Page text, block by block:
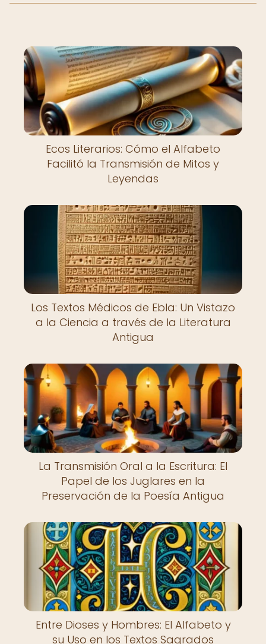
Ecos Literarios: Cómo el Alfabeto
Facilitó la Transmisión de Mitos y
Leyendas
Los Textos Médicos de Ebla: Un Vistazo
a la Ciencia a través de la Literatura
Antigua
La Transmisión Oral a la Escritura: El
Papel de los Juglares en la
Preservación de la Poesía Antigua
Entre Dioses y Hombres: El Alfabeto y
su Uso en los Textos Sagrados